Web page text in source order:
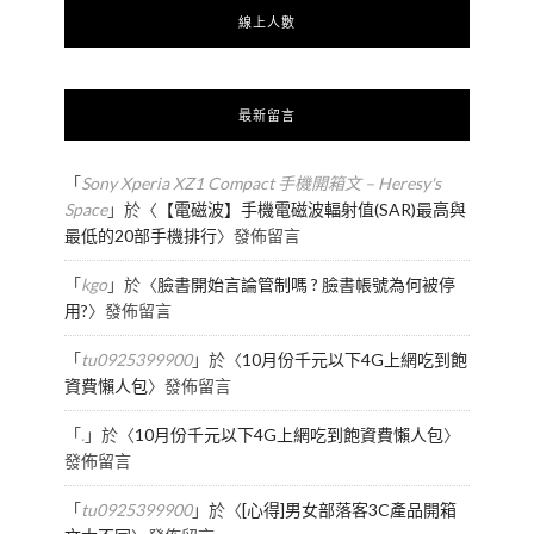
線上人數
最新留言
「Sony Xperia XZ1 Compact 手機開箱文 – Heresy's
Space」於〈 【電磁波】手機電磁波輻射值(SAR)最高與
最低的20部手機排行〉發佈留言
「kgo」於〈臉書開始言論管制嗎 ? 臉書帳號為何被停
用?〉發佈留言
「tu0925399900」於〈10月份千元以下4G上網吃到飽
資費懶人包〉發佈留言
「.」於〈10月份千元以下4G上網吃到飽資費懶人包〉
發佈留言
「tu0925399900」於〈[心得]男女部落客3C產品開箱